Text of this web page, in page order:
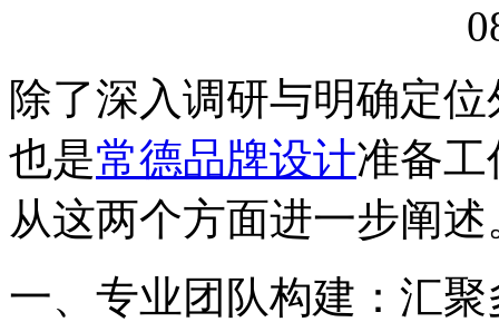
除了深入调研与明确定
也是常德品牌设计准备
从这两个方面进一步阐述
一、专业团队构建：汇